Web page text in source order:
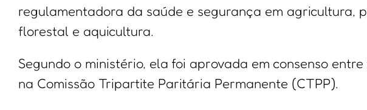
regulamentadora da saúde e segurança em agricultura,
florestal e aquicultura.
Segundo o ministério, ela foi aprovada em consenso
na Comissão Tripartite Paritária Permanente (CTPP).